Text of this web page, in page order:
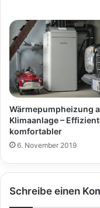
Wärmepumpheizung
Klimaanlage –
komfortabler
6. November 2019
Schreibe einen